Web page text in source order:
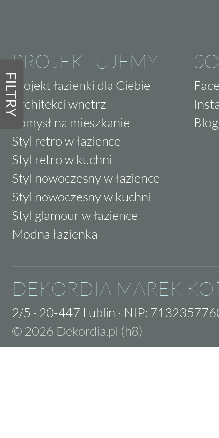
FILTRY
PROJEKTUJEMY
Projekt łazienki dla Ciebie
Architekci wnętrz
Pomysł na mieszkanie
Styl retro w łazience
Styl retro w kuchni
Styl nowoczesny w łazience
Styl nowoczesny w kuchni
Styl glamour w łazience
Modna łazienka
Blog
DEKORDIA MAREK
2/5 · 20-447 Lublin · NIP:
© 2026 Dekordia.pl (h8)